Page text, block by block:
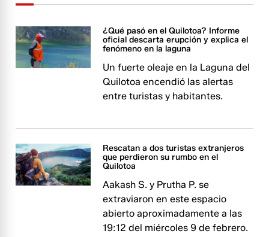
¿Qué pasó en el Quilotoa? Informe
oficial descarta erupción y explica el
fenómeno en la laguna
Un fuerte oleaje en la Laguna del
Quilotoa encendió las alertas
entre turistas y habitantes.
Rescatan a dos turistas extranjeros
que perdieron su rumbo en el
Quilotoa
Aakash S. y Prutha P. se
extraviaron en este espacio
abierto aproximadamente a las
19:12 del miércoles 9 de febrero.